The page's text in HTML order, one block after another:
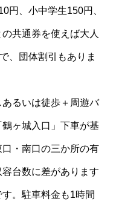
円、小中学生150円、
共通券を使えば大人
、団体割引もありま
るいは徒歩＋周遊バ
ヶ城入口」下車が基
・南口の三か所の有
台数に差があります
。駐車料金も1時間